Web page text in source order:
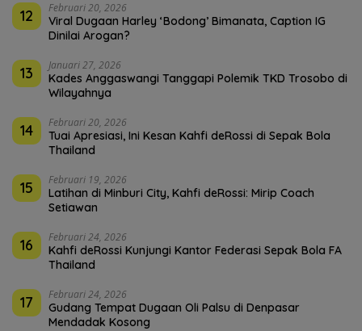
12 Februari 20, 2026
Viral Dugaan Harley ‘Bodong’ Bimanata, Caption IG
Dinilai Arogan?
13 Januari 27, 2026
Kades Anggaswangi Tanggapi Polemik TKD Trosobo di
Wilayahnya
14 Februari 20, 2026
Tuai Apresiasi, Ini Kesan Kahfi deRossi di Sepak Bola
Thailand
15 Februari 19, 2026
Latihan di Minburi City, Kahfi deRossi: Mirip Coach
Setiawan
16 Februari 24, 2026
Kahfi deRossi Kunjungi Kantor Federasi Sepak Bola FA
Thailand
17 Februari 24, 2026
Gudang Tempat Dugaan Oli Palsu di Denpasar
Mendadak Kosong